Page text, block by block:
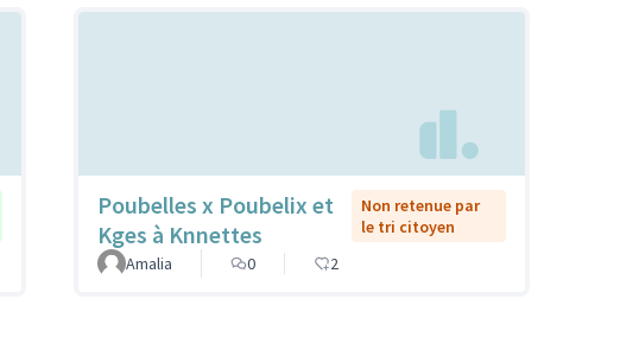
Poubelles x Poubelix et
Kges à Knnettes
Non retenue par
le tri citoyen
Amalia
0 2